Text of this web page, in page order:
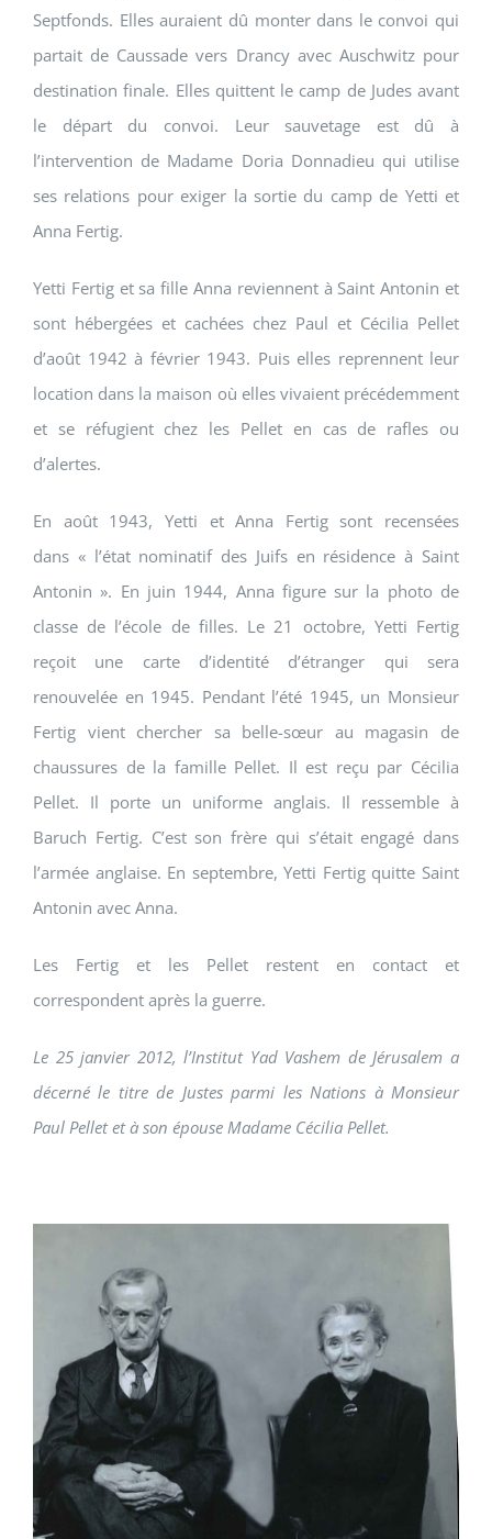
Septfonds. Elles auraient dû monter dans le convoi qui
partait de Caussade vers Drancy avec Auschwitz pour
destination finale. Elles quittent le camp de Judes avant
le départ du convoi. Leur sauvetage est dû à
l’intervention de Madame Doria Donnadieu qui utilise
ses relations pour exiger la sortie du camp de Yetti et
Anna Fertig.
Yetti Fertig et sa fille Anna reviennent à Saint Antonin et
sont hébergées et cachées chez Paul et Cécilia Pellet
d’août 1942 à février 1943. Puis elles reprennent leur
location dans la maison où elles vivaient précédemment
et se réfugient chez les Pellet en cas de rafles ou
d’alertes.
En août 1943, Yetti et Anna Fertig sont recensées
dans « l’état nominatif des Juifs en résidence à Saint
Antonin ». En juin 1944, Anna figure sur la photo de
classe de l’école de filles. Le 21 octobre, Yetti Fertig
reçoit une carte d’identité d’étranger qui sera
renouvelée en 1945. Pendant l’été 1945, un Monsieur
Fertig vient chercher sa belle-sœur au magasin de
chaussures de la famille Pellet. Il est reçu par Cécilia
Pellet. Il porte un uniforme anglais. Il ressemble à
Baruch Fertig. C’est son frère qui s’était engagé dans
l’armée anglaise. En septembre, Yetti Fertig quitte Saint
Antonin avec Anna.
Les Fertig et les Pellet restent en contact et
correspondent après la guerre.
Le 25 janvier 2012, l’Institut Yad Vashem de Jérusalem a
décerné le titre de Justes parmi les Nations à Monsieur
Paul Pellet et à son épouse Madame Cécilia Pellet.